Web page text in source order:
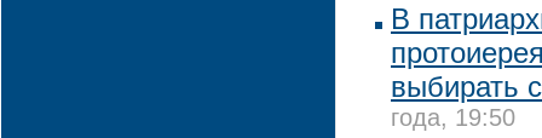
В
выбирать
года, 19:50